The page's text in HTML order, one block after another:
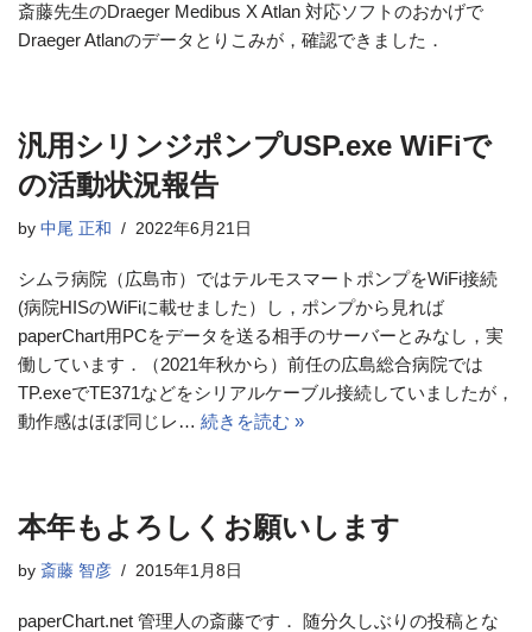
斎藤先生のDraeger Medibus X Atlan 対応ソフトのおかげで
Draeger Atlanのデータとりこみが，確認できました．
汎用シリンジポンプUSP.exe WiFiで
の活動状況報告
by 中尾 正和 2022年6月21日
シムラ病院（広島市）ではテルモスマートポンプをWiFi接続
(病院HISのWiFiに載せました）し，ポンプから見れば
paperChart用PCをデータを送る相手のサーバーとみなし，実
働しています．（2021年秋から）前任の広島総合病院では
TP.exeでTE371などをシリアルケーブル接続していましたが，
動作感はほぼ同じレ… 続きを読む »
本年もよろしくお願いします
by 斎藤 智彦 2015年1月8日
paperChart.net 管理人の斎藤です． 随分久しぶりの投稿とな